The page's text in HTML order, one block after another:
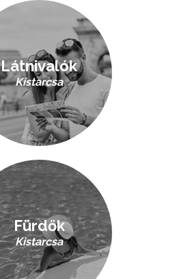
Látnivalók
Kistarcsa
Fürdők
Kistarcsa